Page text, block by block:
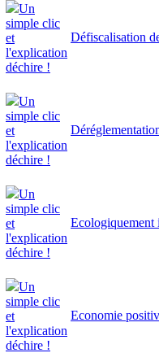
Un
simple clic
et
l'explication
déchire !
Défiscalisation
Un
simple clic
et
l'explication
déchire !
Un
simple clic
et
l'explication
déchire !
Ecologiquement
Un
simple clic
et
l'explication
déchire !
Economie